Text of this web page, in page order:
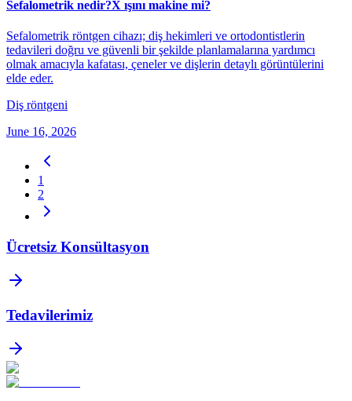
Sefalometrik nedir?X ışını makine mi?
Sefalometrik röntgen cihazı; diş hekimleri ve ortodontistlerin
tedavileri doğru ve güvenli bir şekilde planlamalarına yardımcı
olmak amacıyla kafatası, çeneler ve dişlerin detaylı görüntülerini
elde eder.
Diş röntgeni
June 16, 2026
1
2
Ücretsiz Konsültasyon
Tedavilerimiz